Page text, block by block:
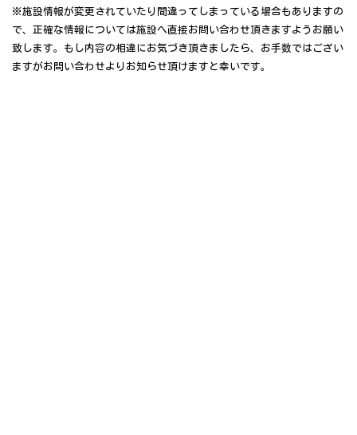
※施設情報が変更されていたり間違ってしまっている場合もありますの
で、正確な情報については施設へ直接お問い合わせ頂きますようお願い
致します。もし内容の相違にお気づき頂きましたら、お手数ではござい
ますがお問い合わせよりお知らせ頂けますと幸いです。